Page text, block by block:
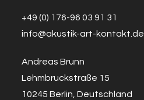
+49 (0) 176-96 03 91 31
info@akustik-art-kontakt.de
Andreas Brunn
Lehmbruckstraße 15
10245 Berlin, Deutschland